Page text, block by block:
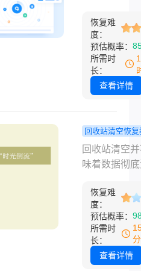
具的专家，
数据误删带
仅是时间损
是情感上的
复方法大揭
空，数据就
失了？”——
为一名从事
件测评多年
主，小编告
工作中，我
多用户因误
件、回收站
场办公人群
体拍摄者，
键数据可能
目进度或创
感。那么回
空了怎么恢
恢复难
度：
预估概率：
所需时
长：
查看详情
回收站清空恢
电脑回收站
的文件怎么
亲测有效的
能救急！
回收站清空
味着数据彻
你想象中要
多。“糟糕！
回收站清空
面有明天汇
的重要方案
恢复难
度：
预估概率：
所需时
长：
查看详情